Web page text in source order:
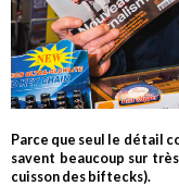
Parce que seul le détail
savent beaucoup sur
cuisson des biftecks).